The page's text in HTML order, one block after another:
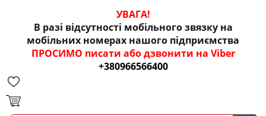
УВАГА!
В разі відсутності мобільного звязку на
мобільних номерах нашого підприємства
ПРОСИМО писати або дзвонити на Viber
+380966566400